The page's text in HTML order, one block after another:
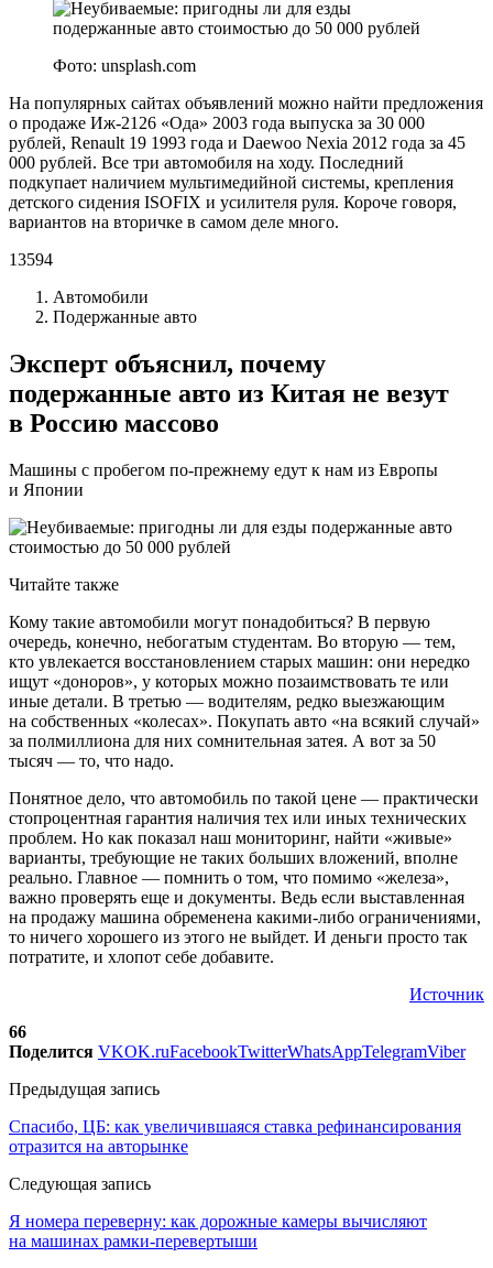
Фото: unsplash.com
На популярных сайтах объявлений можно найти предложения
о продаже Иж-2126 «Ода» 2003 года выпуска за 30 000
рублей, Renault 19 1993 года и Daewoo Nexia 2012 года за 45
000 рублей. Все три автомобиля на ходу. Последний
подкупает наличием мультимедийной системы, крепления
детского сидения ISOFIX и усилителя руля. Короче говоря,
вариантов на вторичке в самом деле много.
13594
Автомобили
Подержанные авто
Эксперт объяснил, почему
подержанные авто из Китая не везут
в Россию массово
Машины с пробегом по-прежнему едут к нам из Европы
и Японии
Читайте также
Кому такие автомобили могут понадобиться? В первую
очередь, конечно, небогатым студентам. Во вторую — тем,
кто увлекается восстановлением старых машин: они нередко
ищут «доноров», у которых можно позаимствовать те или
иные детали. В третью — водителям, редко выезжающим
на собственных «колесах». Покупать авто «на всякий случай»
за полмиллиона для них сомнительная затея. А вот за 50
тысяч — то, что надо.
Понятное дело, что автомобиль по такой цене — практически
стопроцентная гарантия наличия тех или иных технических
проблем. Но как показал наш мониторинг, найти «живые»
варианты, требующие не таких больших вложений, вполне
реально. Главное — помнить о том, что помимо «железа»,
важно проверять еще и документы. Ведь если выставленная
на продажу машина обременена какими-либо ограничениями,
то ничего хорошего из этого не выйдет. И деньги просто так
потратите, и хлопот себе добавите.
Источник
66
Поделится VKOK.ruFacebookTwitterWhatsAppTelegramViber
Предыдущая запись
Спасибо, ЦБ: как увеличившаяся ставка рефинансирования
отразится на авторынке
Следующая запись
Я номера переверну: как дорожные камеры вычисляют
на машинах рамки-перевертыши